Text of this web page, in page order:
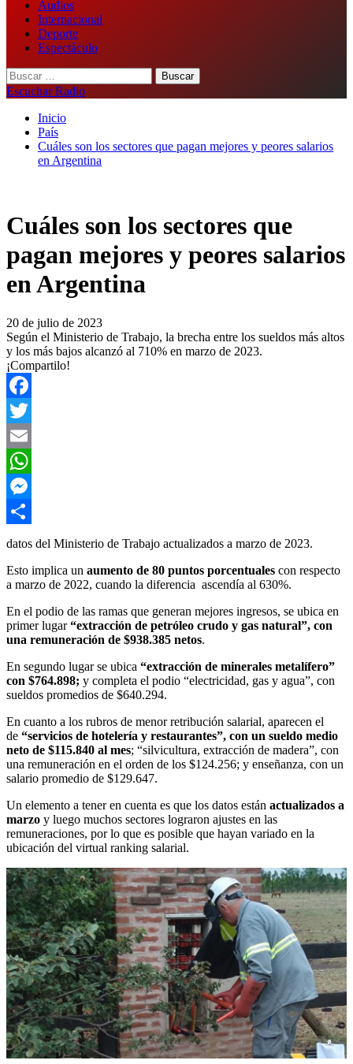
Audios
Internacional
Deporte
Espectáculo
Buscar:
Escuchar Radio
Inicio
País
Cuáles son los sectores que pagan mejores y peores salarios
en Argentina
Cuáles son los sectores que
pagan mejores y peores salarios
en Argentina
20 de julio de 2023
Según el Ministerio de Trabajo, la brecha entre los sueldos más altos
y los más bajos alcanzó al 710% en marzo de 2023.
¡Compartilo!
Facebook
Twitter
Email
WhatsApp
Messenger
Compartir
datos del Ministerio de Trabajo actualizados a marzo de 2023.
Esto implica un aumento de 80 puntos porcentuales con respecto
a marzo de 2022, cuando la diferencia ascendía al 630%.
En el podio de las ramas que generan mejores ingresos, se ubica en
primer lugar“extracción de petróleo crudo y gas natural”, con
una remuneración de $938.385 netos.
En segundo lugar se ubica “extracción de minerales metalífero”
con $764.898; y completa el podio “electricidad, gas y agua”, con
sueldos promedios de $640.294.
En cuanto a los rubros de menor retribución salarial, aparecen el
de “servicios de hotelería y restaurantes”, con un sueldo medio
neto de $115.840 al mes; “silvicultura, extracción de madera”, con
una remuneración en el orden de los $124.256; y enseñanza, con un
salario promedio de $129.647.
Un elemento a tener en cuenta es que los datos están actualizados a
marzo y luego muchos sectores lograron ajustes en las
remuneraciones, por lo que es posible que hayan variado en la
ubicación del virtual ranking salarial.